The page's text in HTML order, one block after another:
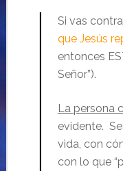
Si vas
que Jesús
entonces
Señor”).
La persona
evidente.
vida, con
con lo que